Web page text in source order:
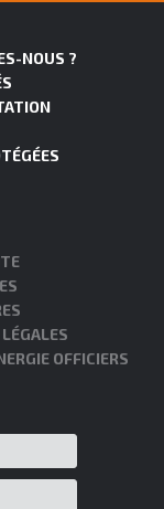
NOUS ?
OFFICIERS